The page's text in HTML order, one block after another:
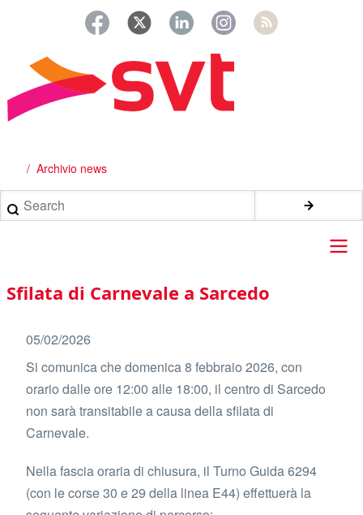
principale
Briciole
di
pane
Archivio news
Search
Main
navigation
Sfilata di Carnevale a Sarcedo
05/02/2026
Si comunica che domenica 8 febbraio 2026, con
orario dalle ore 12:00 alle 18:00, il centro di Sarcedo
non sarà transitabile a causa della sfilata di
Carnevale.
Nella fascia oraria di chiusura, il Turno Guida 6294
(con le corse 30 e 29 della linea E44) effettuerà la